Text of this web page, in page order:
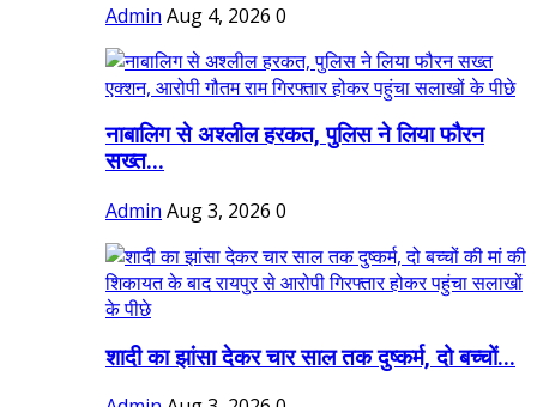
Admin Aug 4, 2026 0
नाबालिग से अश्लील हरकत, पुलिस ने लिया फौरन
सख्त...
Admin Aug 3, 2026 0
शादी का झांसा देकर चार साल तक दुष्कर्म, दो बच्चों...